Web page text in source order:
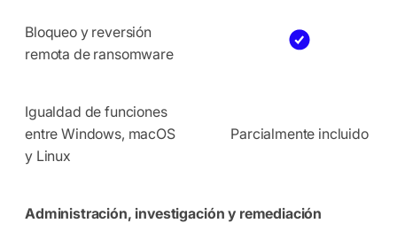
Bloqueo y reversión
remota de ransomware
Igualdad de funciones
entre Windows, macOS
y Linux
Parcialmente incluido
Administración, investigación y remediación